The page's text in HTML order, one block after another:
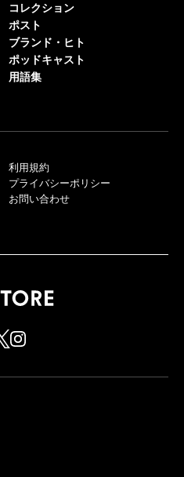
コレクション
ポスト
ブランド・ヒト
ポッドキャスト
用語集
利用規約
プライバシーポリシー
お問い合わせ